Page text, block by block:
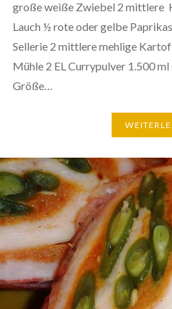
große weiße Zwiebel 2 mittlere
Lauch ½ rote oder gelbe
Sellerie 2 mittlere mehlige
Mühle 2 EL Currypulver 1.500 ml
Größe…